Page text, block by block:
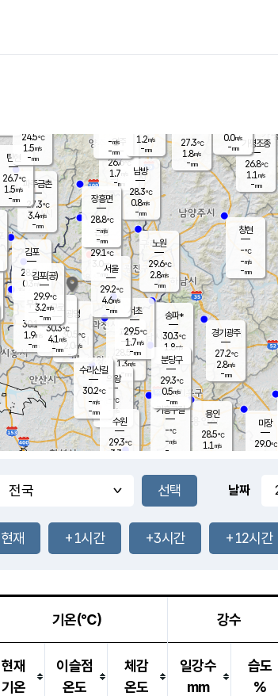
양주
26.6℃
1.7
-mm
과천
28.5℃
1.3m/s
- mm
-mm
-mm
용인
28.5℃
1.1 m/s
경기광주
27.2℃
2.8m/s
-mm
28.5
℃
파주금촌
27.3℃
3.4m/s
-mm
가평조종
26.8℃
1.1 m/s
-mm
27.3℃
1.8m/s
-mm
창현
-℃
-m/s
-mm
탄현
26.7℃
1.5m/s
-mm
0.0m/s
-mm
29.1℃
1.6m/s
-mm
마장
29.0℃
의왕
- ℃
m/s
mm
김포
28.0℃
0.3 m/s
mm
광명
30.5 ℃
2.0 m/s
-mm
부천
30.1℃
1.9m/s
-mm
-mm
구로
30.3℃
4.1 m/s
-mm
은평
29.1℃
3.0 m/s
- mm
노원
29.6℃
2.8m/s
-mm
송파*
30.3℃
1.8m/s
-mm
서초
29.5℃
1.7m/s
-mm
남방
28.3℃
0.8m/s
-mm
기흥구갈
-℃
-m/s
-
수리산길
30.2℃
-m/s
-mm
분당구
29.3℃
0.5m/s
-mm
장흥면
28.8℃
-m/s
-mm
-m/s
-mm
김포(공)
29.9℃
3.2m/s
-mm
수원
29.3℃
3.3 m/s
서울
29.2℃
4.6m/s
-mm
24.5℃
1.5m/s
-mm
1.2m/s
-mm
날짜
현재 +1시간 +3시간 +12시간
기온(℃) 강수
현재
기온
이슬점
온도
체감
온도
일강수
mm
습도
%